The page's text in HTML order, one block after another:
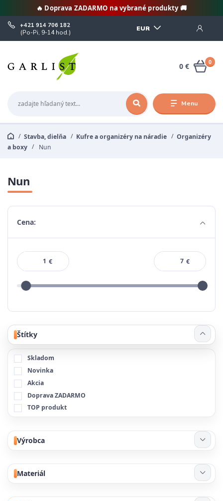
🔥 Doprava ZADARMO na vybrané produkty 🚚
Menu
EUR
+421 914 706 182
(Po-Pi, 9-14 hod.)
0
0 €
Stavba, dielňa Kufre a organizéry na náradie
Organizéry
a boxy
Nun
Nun
Cena:
€ €
Štítky
Skladom
Novinka
Akcia
Doprava ZADARMO
TOP produkt
Výrobca
Materiál